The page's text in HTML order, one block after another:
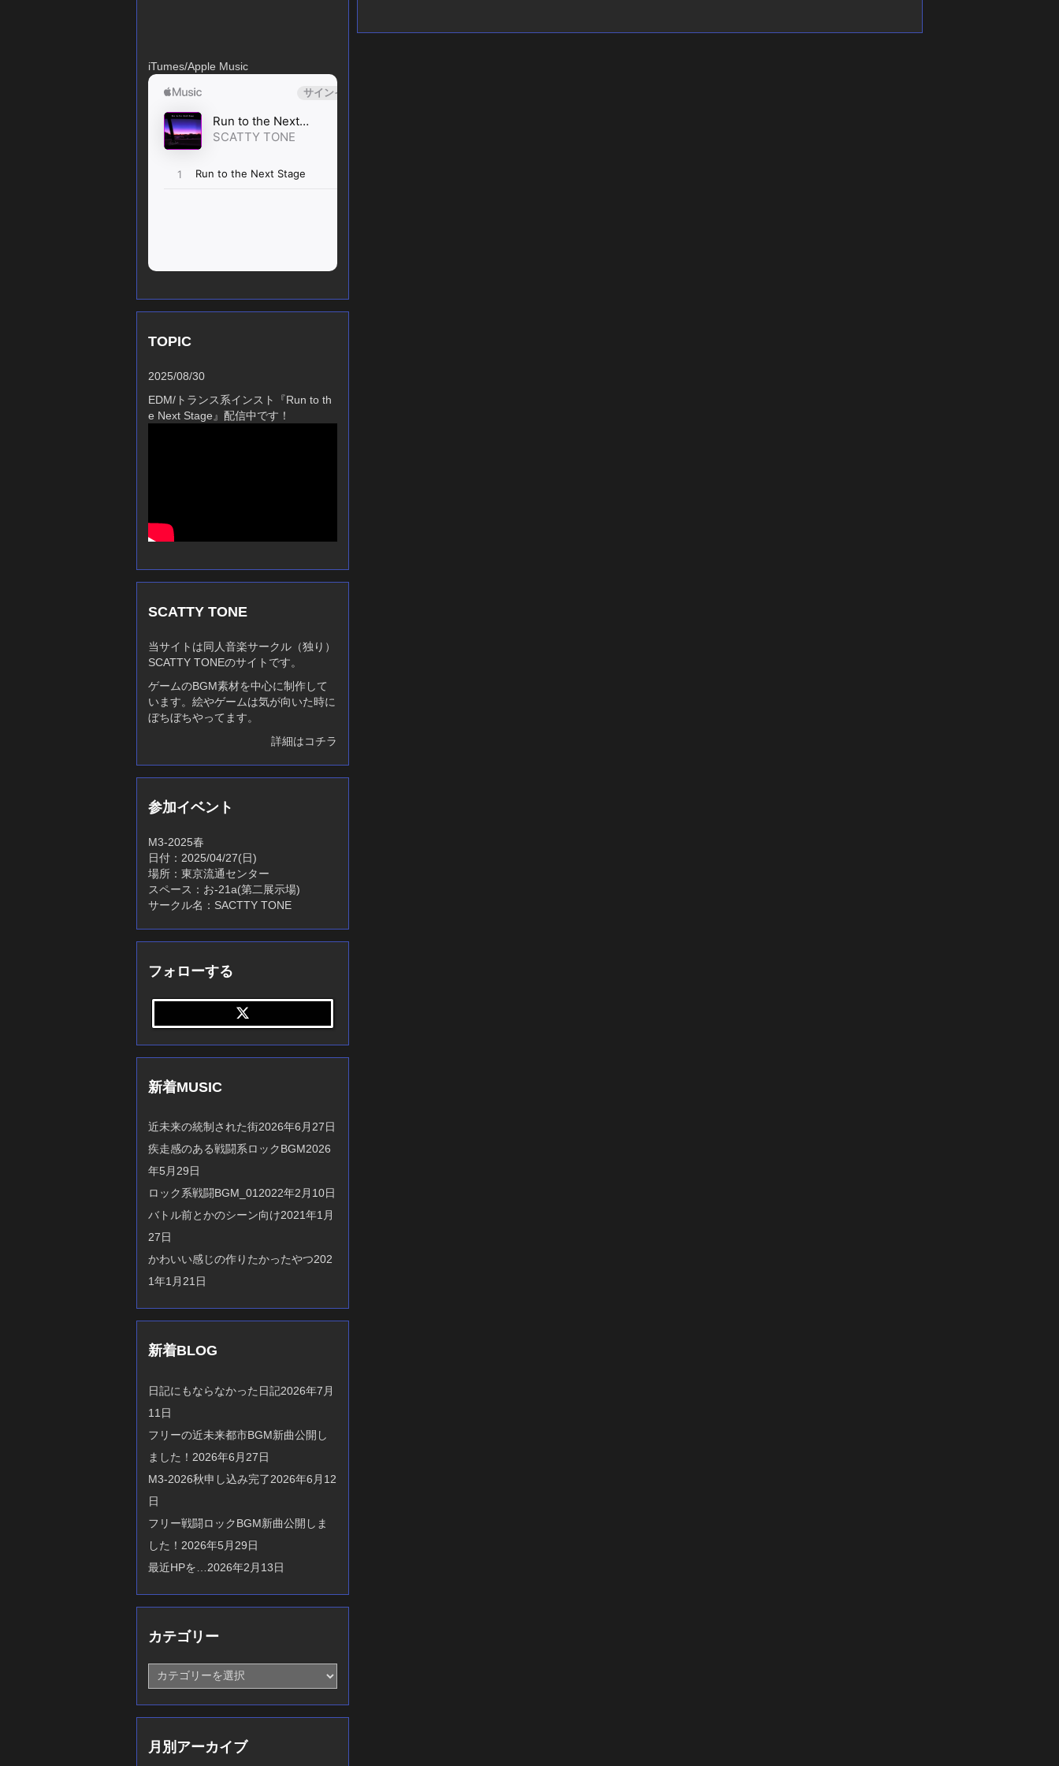
iTumes/Apple Music
TOPIC
2025/08/30
EDM/トランス系インスト『Run to th
e Next Stage』配信中です！
SCATTY TONE
当サイトは同人音楽サークル（独り）
SCATTY TONEのサイトです。
ゲームのBGM素材を中心に制作して
います。絵やゲームは気が向いた時に
ぼちぼちやってます。
詳細はコチラ
参加イベント
M3-2025春
日付：2025/04/27(日)
場所：東京流通センター
スペース：お-21a(第二展示場)
サークル名：SACTTY TONE
フォローする
新着MUSIC
近未来の統制された街2026年6月27日
疾走感のある戦闘系ロックBGM2026
年5月29日
ロック系戦闘BGM_012022年2月10日
バトル前とかのシーン向け2021年1月
27日
かわいい感じの作りたかったやつ202
1年1月21日
新着BLOG
日記にもならなかった日記2026年7月
11日
フリーの近未来都市BGM新曲公開し
ました！ 2026年6月27日
M3-2026秋申し込み完了2026年6月12
日
フリー戦闘ロックBGM新曲公開しま
した！ 2026年5月29日
最近HPを… 2026年2月13日
カテゴリー
カ
テ
ゴ
リ
月別アーカイブ